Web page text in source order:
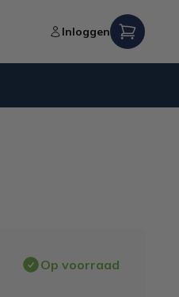
Inloggen
Op voorraad